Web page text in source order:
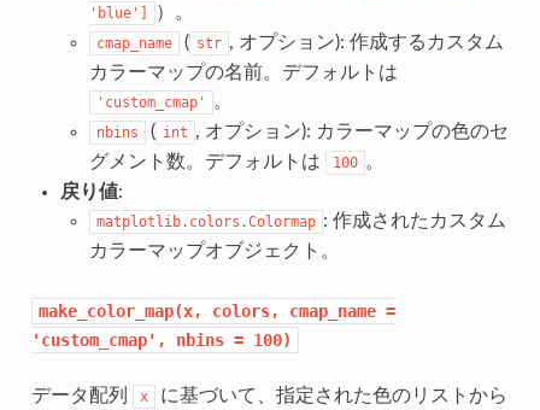
'blue']
）。
cmap_name ( str , オプション): 作成するカスタム
カラーマップの名前。デフォルトは
'custom_cmap' 。
nbins ( int , オプション): カラーマップの色のセ
グメント数。デフォルトは
100 。
戻り値:
matplotlib.colors.Colormap : 作成されたカスタム
カラーマップオブジェクト。
make_color_map(x, colors, cmap_name =
'custom_cmap',
nbins = 100)
データ配列 x に基づいて、指定された色のリストから